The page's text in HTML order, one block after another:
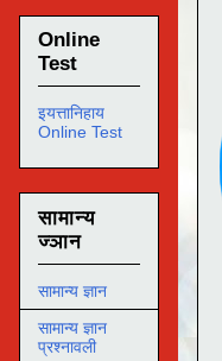
Online
Test
इयत्तानिहाय
Online Test
सामान्य
ज्ञान
सामान्य ज्ञान
सामान्य ज्ञान
प्रश्नावली